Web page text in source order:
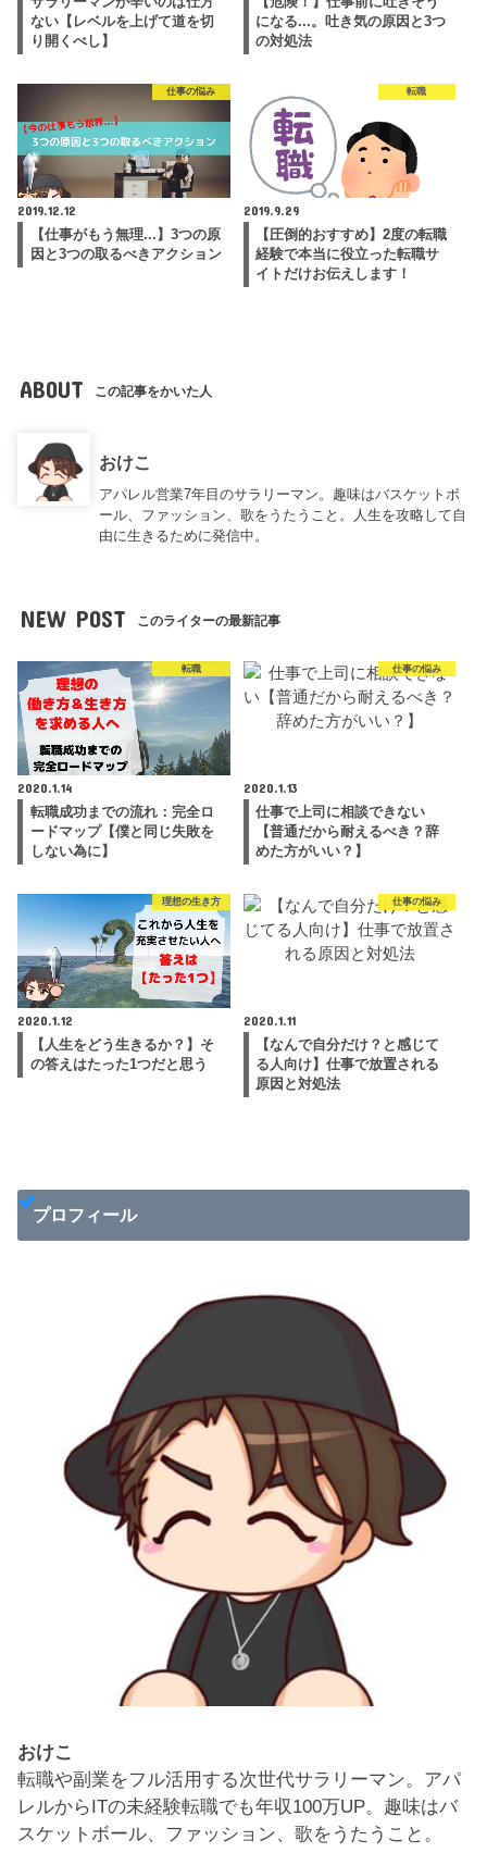
ない【レベルを上げて道を切
り開くべし】
になる...。吐き気の原因と3つ
の対処法
仕事の悩み
2019.12.12
【仕事がもう無理...】3つの原
因と3つの取るべきアクション
転職
2019.9.29
【圧倒的おすすめ】2度の転職
経験で本当に役立った転職サ
イトだけお伝えします！
ABOUT この記事をかいた人
おけこ
アパレル営業7年目のサラリーマン。趣味はバスケットボ
ール、ファッション、歌をうたうこと。人生を攻略して自
由に生きるために発信中。
NEW POST このライターの最新記事
転職
2020.1.14
転職成功までの流れ：完全ロ
ードマップ【僕と同じ失敗を
しない為に】
仕事の悩み
2020.1.13
仕事で上司に相談できない
【普通だから耐えるべき？辞
めた方がいい？】
理想の生き方
2020.1.12
【人生をどう生きるか？】そ
の答えはたった1つだと思う
仕事の悩み
2020.1.11
【なんで自分だけ？と感じて
る人向け】仕事で放置される
原因と対処法
プロフィール
おけこ
転職や副業をフル活用する次世代サラリーマン。アパ
レルからITの未経験転職でも年収100万UP。趣味はバ
スケットボール、ファッション、歌をうたうこと。